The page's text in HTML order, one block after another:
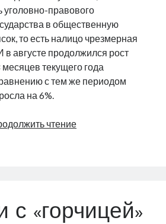
уголовно-правового
в общественную
то есть налицо чрезмерная
в августе продолжился рост
месяцев текущего года
с тем же периодом
на 6%.
чтениеНовости
15.09)
с «горчицей»